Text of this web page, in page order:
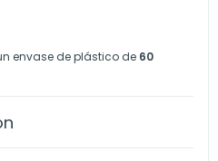
envase de plástico de 60